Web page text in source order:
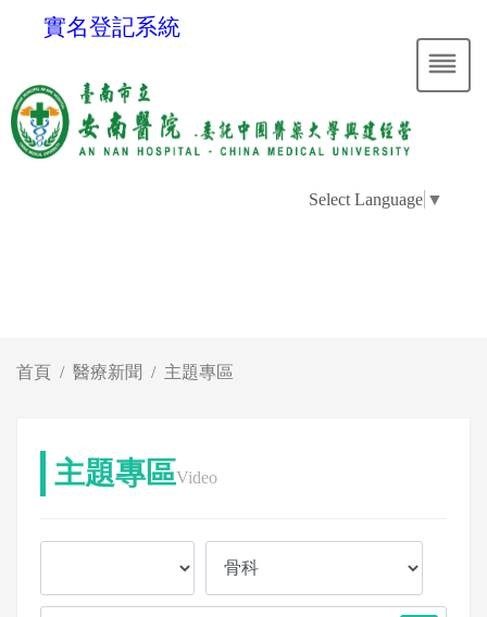
實名登記系統
Select Language ▼
首頁 醫療新聞 主題專區
主題專區Video